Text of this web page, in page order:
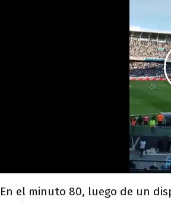
En el minuto 80, luego de un